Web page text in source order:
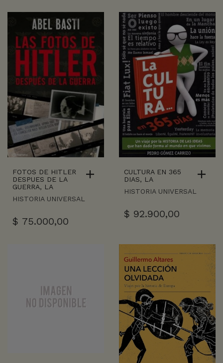
FOTOS DE HITLER
DESPUES DE LA
GUERRA, LA
HISTORIA UNIVERSAL
$ 75.000,00
CULTURA EN 365
DIAS, LA
HISTORIA UNIVERSAL
$ 92.900,00